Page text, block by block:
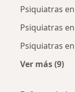
Psiquiatras
Psiquiatras
Psiquiatras
Ver más (9)